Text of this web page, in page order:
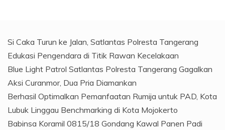
Si Caka Turun ke Jalan, Satlantas Polresta Tangerang
Edukasi Pengendara di Titik Rawan Kecelakaan
Blue Light Patrol Satlantas Polresta Tangerang Gagalkan
Aksi Curanmor, Dua Pria Diamankan
Berhasil Optimalkan Pemanfaatan Rumija untuk PAD, Kota
Lubuk Linggau Benchmarking di Kota Mojokerto
Babinsa Koramil 0815/18 Gondang Kawal Panen Padi